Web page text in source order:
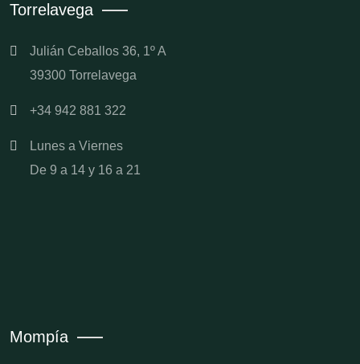
Torrelavega
Julián Ceballos 36, 1º A
39300 Torrelavega
+34 942 881 322
Lunes a Viernes
De 9 a 14 y 16 a 21
Mompía